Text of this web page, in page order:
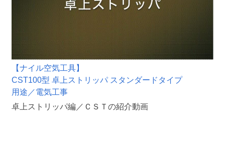
【ナイル空気工具】
CST100型 卓上ストリッパ スタンダードタイプ
用途／電気工事
卓上ストリッパ編／ＣＳＴの紹介動画